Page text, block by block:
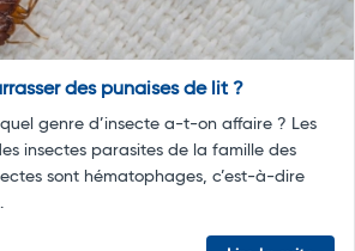
des punaises de lit ?
genre d’insecte a-t-on affaire ? Les
insectes parasites de la famille des
sont hématophages, c’est-à-dire